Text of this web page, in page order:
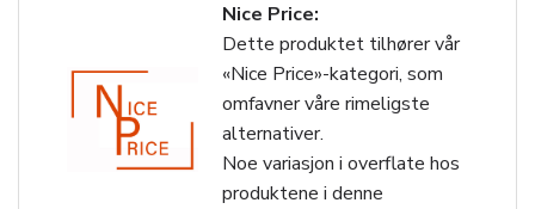
Nice Price:
Dette produktet tilhører vår
«Nice Price»-kategori, som
omfavner våre rimeligste
alternativer.
Noe variasjon i overflate hos
produktene i denne